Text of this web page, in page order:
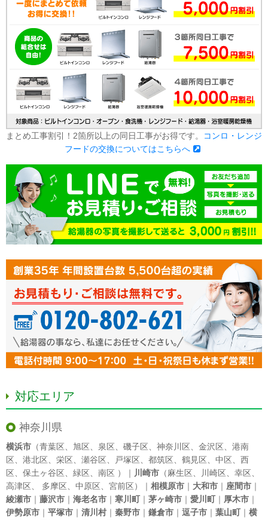
まとめ工事割引！2箇所以上の同日工事がお得です。
コンロ・レンジ
フードの交換についてはこちらへ
対応エリア
神奈川県
横浜市 （青葉区 旭区 泉区 磯子区 神奈川区 金沢区
港南
区
港北区 栄区 瀬谷区 戸塚区 都筑区 鶴見区 中区
西
区
保土ヶ谷区 緑区 南区 ）｜ 川崎市 （麻生区 川崎区 幸区
高津区
多摩区 中原区 宮前区）｜ 相模原市 ｜ 大和市 ｜ 座間市 ｜
綾瀬市 ｜ 藤沢市 ｜ 海老名市 ｜ 寒川町｜ 茅ヶ崎市 ｜ 愛川町｜ 厚木市 ｜
伊勢原市 ｜ 平塚市 ｜ 清川村｜ 秦野市 ｜ 鎌倉市 ｜ 逗子市 ｜ 葉山町｜ 横